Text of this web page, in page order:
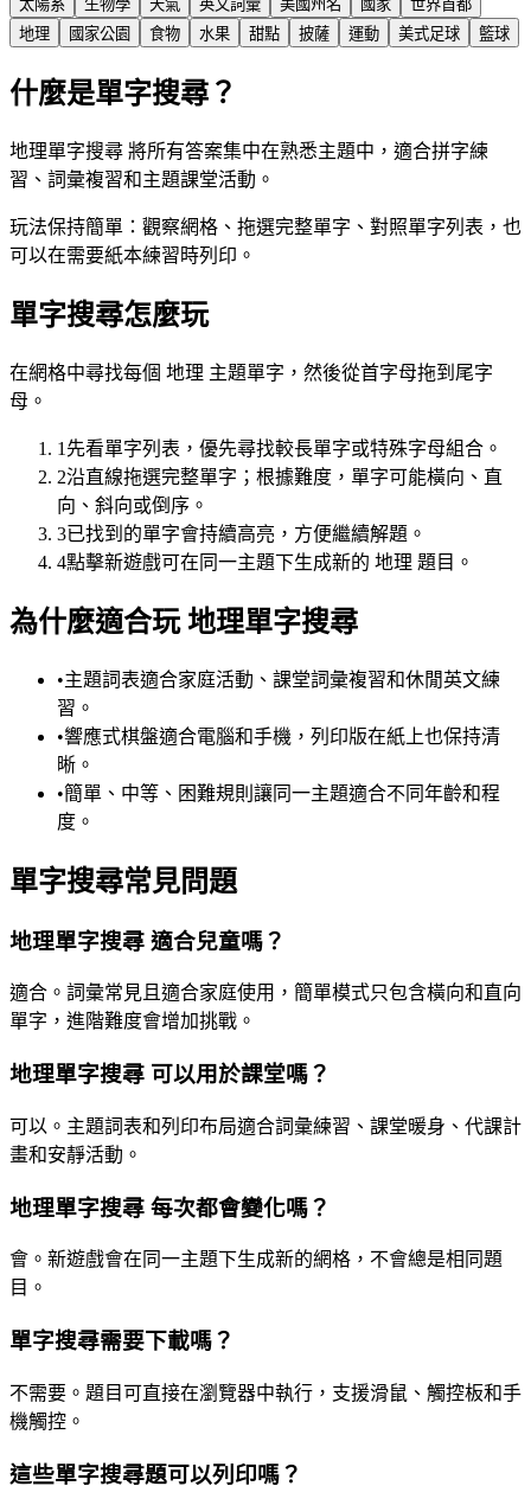
太陽系 生物學 天氣 英文詞彙 美國州名 國家
世界首都
地理
國家公園 食物 水果 甜點 披薩 運動 美式足球 籃球
什麼是單字搜尋？
地理單字搜尋 將所有答案集中在熟悉主題中，適合拼字練
習、詞彙複習和主題課堂活動。
玩法保持簡單：觀察網格、拖選完整單字、對照單字列表，也
可以在需要紙本練習時列印。
單字搜尋怎麼玩
在網格中尋找每個 地理 主題單字，然後從首字母拖到尾字
母。
1 先看單字列表，優先尋找較長單字或特殊字母組合。
2沿直線拖選完整單字；根據難度，單字可能橫向、直
向、斜向或倒序。
3已找到的單字會持續高亮，方便繼續解題。
4點擊新遊戲可在同一主題下生成新的 地理 題目。
為什麼適合玩 地理單字搜尋
•主題詞表適合家庭活動、課堂詞彙複習和休閒英文練
習。
•響應式棋盤適合電腦和手機，列印版在紙上也保持清
晰。
•簡單、中等、困難規則讓同一主題適合不同年齡和程
度。
單字搜尋常見問題
地理單字搜尋 適合兒童嗎？
適合。詞彙常見且適合家庭使用，簡單模式只包含橫向和直向
單字，進階難度會增加挑戰。
地理單字搜尋 可以用於課堂嗎？
可以。主題詞表和列印布局適合詞彙練習、課堂暖身、代課計
畫和安靜活動。
地理單字搜尋 每次都會變化嗎？
會。新遊戲會在同一主題下生成新的網格，不會總是相同題
目。
單字搜尋需要下載嗎？
不需要。題目可直接在瀏覽器中執行，支援滑鼠、觸控板和手
機觸控。
這些單字搜尋題可以列印嗎？